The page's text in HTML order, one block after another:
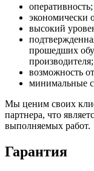
оперативность;
экономически
высокий
прошедших
производителя;
возможность
минимальные
Мы ценим своих
партнера, что
выполняемых работ.
Гарантия